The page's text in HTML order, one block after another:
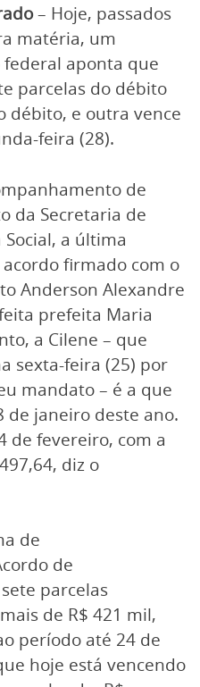
– Hoje, passados
matéria, um
aponta que
parcelas do débito
débito, e outra vence
feira (28).
de
da Secretaria de
a última
firmado com o
Anderson Alexandre
prefeita Maria
a Cilene – que
sexta-feira (25) por
mandato – é a que
de janeiro deste ano.
de fevereiro, com a
diz o
de
de
parcelas
de R$ 421 mil,
período até 24 de
hoje está vencendo